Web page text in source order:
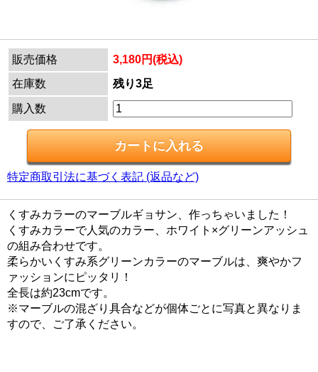
販売価格
3,180円(税込)
在庫数
残り3足
購入数
特定商取引法に基づく表記 (返品など)
くすみカラーのマーブルギョサン、作っちゃいました！
くすみカラーで人気のカラー、ホワイト×グリーンアッシュ
の組み合わせです。
柔らかいくすみ系グリーンカラーのマーブルは、爽やかフ
ァッションにピッタリ！
全長は約23cmです。
※マーブルの混ざり具合などが個体ごとに写真と異なりま
すので、ご了承ください。